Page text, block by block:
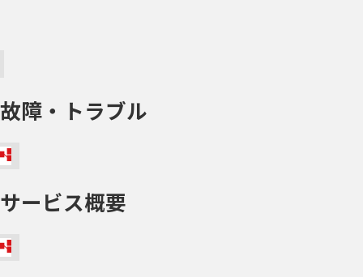
故障・トラブル
サービス概要